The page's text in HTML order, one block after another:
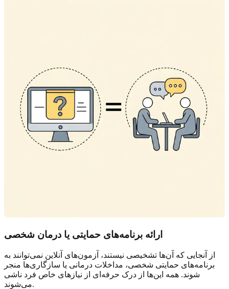
ارائه برنامه‌های حمایتی یا درمان شخصی
از آنجایی که آن‌ها تشخیصی نیستند، آزمون‌های آنلاین نمی‌توانند به
برنامه‌های حمایتی شخصی، مداخلات درمانی یا سازگاری‌ها منجر
شوند. همه این‌ها از درک حرفه‌ای از نیازهای خاص فرد ناشی
می‌شوند.